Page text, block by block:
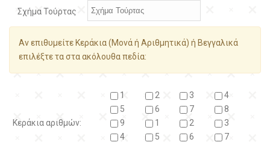
Σχήμα Τούρτας
Αν επιθυμείτε Κεράκια (Μονά ή Αριθμητικά) ή Βεγγαλικά
επιλέξτε τα στα ακόλουθα πεδία:
Κεράκια αριθμών:
1 2 3
4
5
6 7
8
9
1 2
3
4
5 6
7